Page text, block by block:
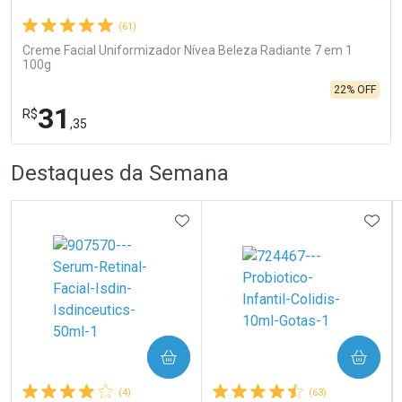
(61)
Creme Facial Uniformizador Nívea Beleza Radiante 7 em 1
100g
R$31 ,35
22% OFF
Laboratório
Por Menos
Destaques da Semana
(4)
ADICIONAR AOS FAVORITOS
COMPRAR
(63)
COMPRAR